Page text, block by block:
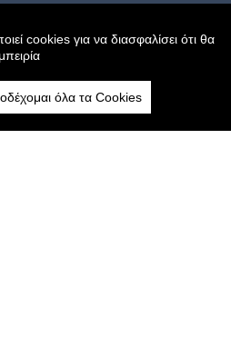
cookies για να διασφαλίσει ότι θα
όλα τα Cookies